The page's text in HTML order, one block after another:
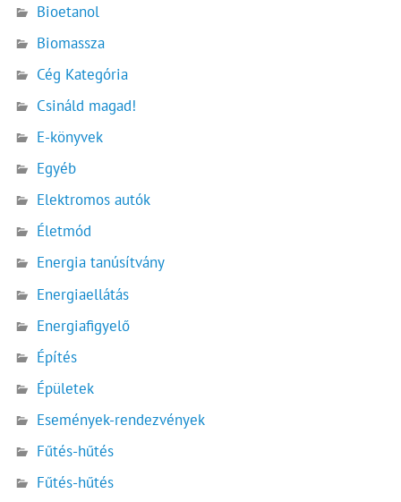
Bioetanol
Biomassza
Cég Kategória
Csináld magad!
E-könyvek
Egyéb
Elektromos autók
Életmód
Energia tanúsítvány
Energiaellátás
Energiafigyelő
Építés
Épületek
Események-rendezvények
Fűtés-hűtés
Fűtés-hűtés